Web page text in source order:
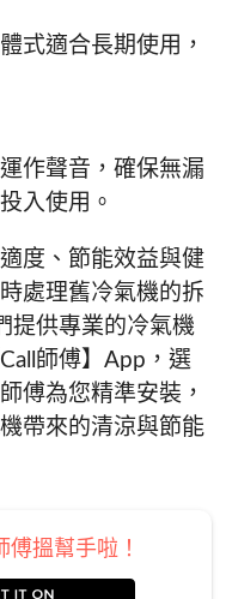
式適合長期使用，
作聲音，確保無漏
入使用。
度、節能效益與健
處理舊冷氣機的拆
提供專業的冷氣機
師傅】App，選
傅為您精準安裝，
帶來的清涼與節能
搵幫手啦！